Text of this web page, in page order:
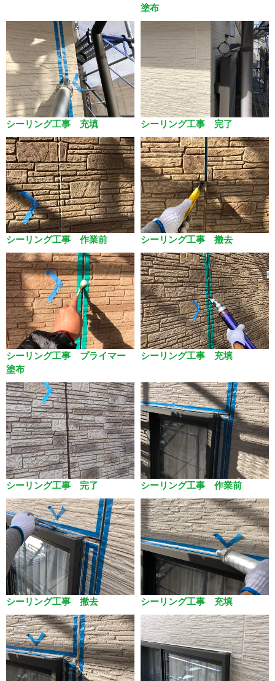
塗布
シーリング工事 充填 シーリング工事 完了
シーリング工事 作業前 シーリング工事 撤去
シーリング工事 プライマー
塗布
シーリング工事 充填
シーリング工事 完了 シーリング工事 作業前
シーリング工事 撤去 シーリング工事 充填